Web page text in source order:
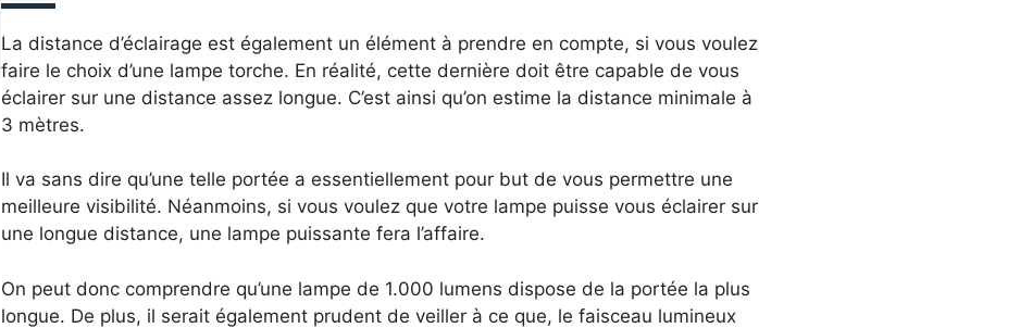
La distance d’éclairage est également un élément à prendre en compte, si vous voulez
faire le choix d’une lampe torche. En réalité, cette dernière doit être capable de vous
éclairer sur une distance assez longue. C’est ainsi qu’on estime la distance minimale à
3 mètres.
Il va sans dire qu’une telle portée a essentiellement pour but de vous permettre une
meilleure visibilité. Néanmoins, si vous voulez que votre lampe puisse vous éclairer sur
une longue distance, une lampe puissante fera l’affaire.
On peut donc comprendre qu’une lampe de 1.000 lumens dispose de la portée la plus
longue. De plus, il serait également prudent de veiller à ce que, le faisceau lumineux